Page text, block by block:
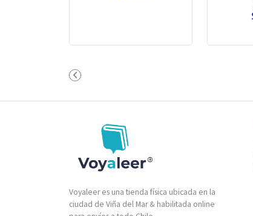
Voyaleer es una tienda física ubicada en la
ciudad de Viña del Mar & habilitada online